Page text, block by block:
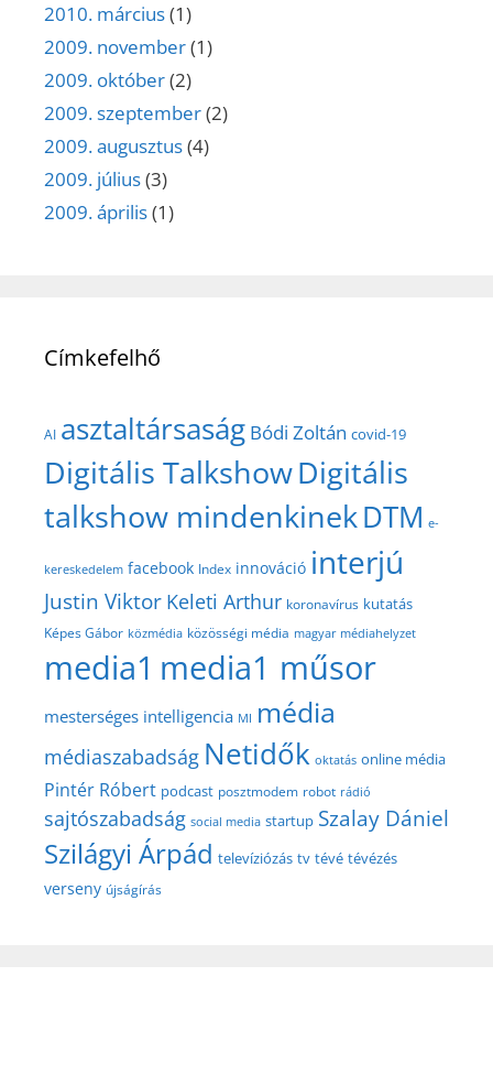
2010. március(1)
2009. november(1)
2009. október(2)
2009. szeptember(2)
2009. augusztus(4)
2009. július(3)
2009. április(1)
Címkefelhő
AI asztaltársaság Bódi Zoltán covid-19
Digitális TalkshowDigitális
talkshow mindenkinekDTM e-
kereskedelem facebook Index innováció interjú
Justin Viktor Keleti Arthur koronavírus kutatás
Képes Gábor közmédia közösségi média magyar médiahelyzet
media1 media1 műsor
mesterséges intelligencia MI média
médiaszabadság Netidők oktatás online média
Pintér Róbert podcast posztmodem robot rádió
sajtószabadság social media startup Szalay Dániel
Szilágyi Árpád televíziózás tv tévé tévézés
verseny újságírás